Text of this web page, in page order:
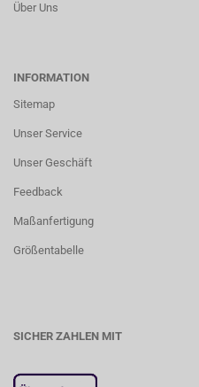
Über Uns
INFORMATION
Sitemap
Unser Service
Unser Geschäft
Feedback
Maßanfertigung
Größentabelle
SICHER ZAHLEN MIT